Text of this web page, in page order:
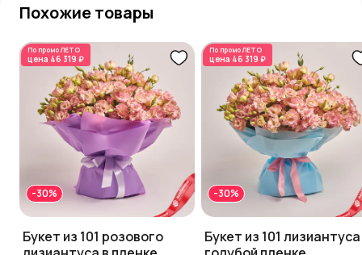
Похожие товары
По промоЛЕТО
цена 46 319 ₽
-30%
Букет из 101 розового
По промоЛЕТО
цена 46 319 ₽
-30%
Букет из 101